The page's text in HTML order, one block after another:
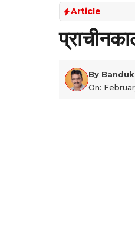
Article
By
On: